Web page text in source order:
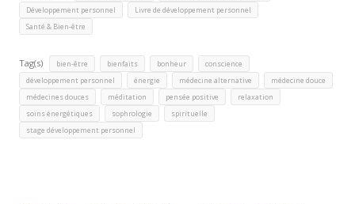
Développement personnel Livre de développement personnel
Santé & Bien-être
Tag(s) bien-être bienfaits bonheur conscience
développement personnel énergie médecine alternative médecine douce
médecines douces méditation pensée positive relaxation
soins énergétiques sophrologie spirituelle
stage développement personnel